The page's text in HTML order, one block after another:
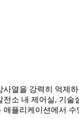
열을 강력히 억제
소 내 제어실, 기
플리케이션에서